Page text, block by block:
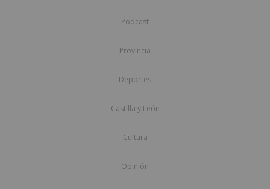
Podcast
Provincia
Deportes
Castilla y León
Cultura
Opinión